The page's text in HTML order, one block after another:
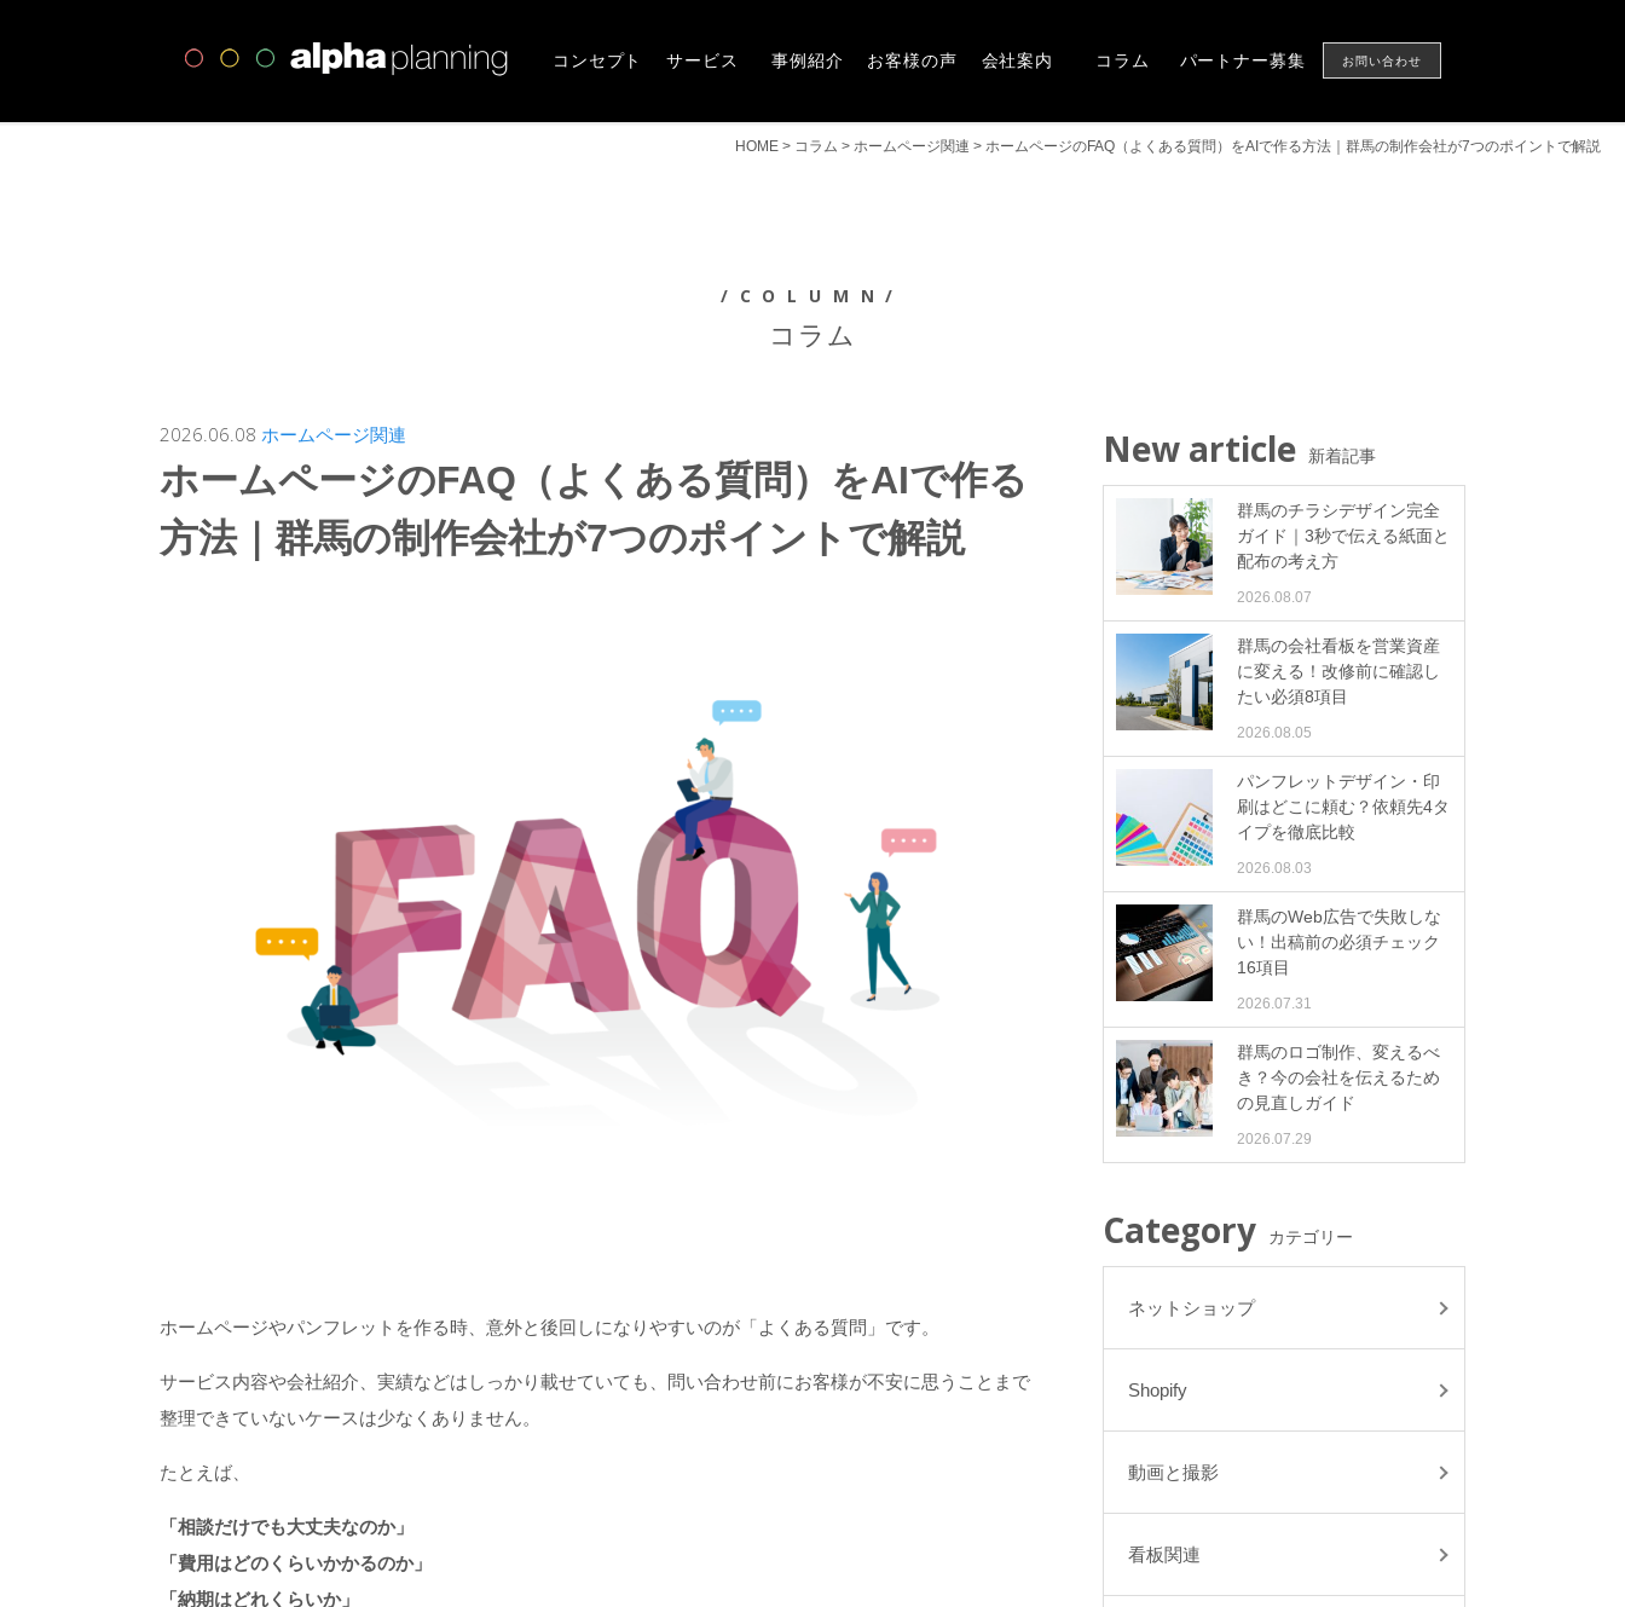
高崎市・前橋市の広告デザインならアルファー企画
コンセプト
サービス
事例紹介
お客様の声
会社案内
コラム
パートナー募集
お問い合わせ
HOME > コラム > ホームページ関連 > ホームページのFAQ（よくある質問）をAIで作る方法｜群馬の制作会社が7つのポイントで解説
/COLUMN/
コラム
2026.06.08 ホームページ関連
ホームページのFAQ（よくある質問）をAIで作る
方法｜群馬の制作会社が7つのポイントで解説
ホームページやパンフレットを作る時、意外と後回しになりやすいのが「よくある質問」です。
サービス内容や会社紹介、実績などはしっかり載せていても、問い合わせ前にお客様が不安に思うことまで
整理できていないケースは少なくありません。
たとえば、
「相談だけでも大丈夫なのか」
「費用はどのくらいかかるのか」
「納期はどれくらいか」
New article 新着記事
群馬のチラシデザイン完全
ガイド｜3秒で伝える紙面と
配布の考え方
2026.08.07
群馬の会社看板を営業資産
に変える！改修前に確認し
たい必須8項目
2026.08.05
パンフレットデザイン・印
刷はどこに頼む？依頼先4タ
イプを徹底比較
2026.08.03
群馬のWeb広告で失敗しな
い！出稿前の必須チェック
16項目
2026.07.31
群馬のロゴ制作、変えるべ
き？今の会社を伝えるため
の見直しガイド
2026.07.29
Category カテゴリー
ネットショップ
Shopify
動画と撮影
看板関連